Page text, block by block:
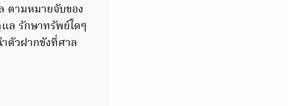
ตามหมายจับของ
ล รักษาทรัพย์ใดๆ
ตัวฝากขังที่ศาล